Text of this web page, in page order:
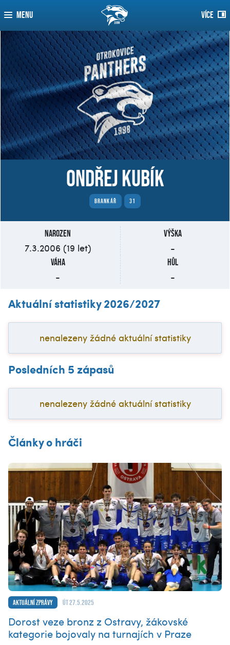
MENU VÍCE
Ondřej Kubík
BRANKÁŘ 31
Narozen
7.3.2006 (19 let)
Výška
-
Váha
-
Hůl
-
Aktuální statistiky 2026/2027
nenalezeny žádné aktuální statistiky
Posledních 5 zápasů
nenalezeny žádné aktuální statistiky
Články o hráči
Aktuální zprávy út 27.5.2025
Dorost veze bronz z Ostravy, žákovské
kategorie bojovaly na turnajích v Praze